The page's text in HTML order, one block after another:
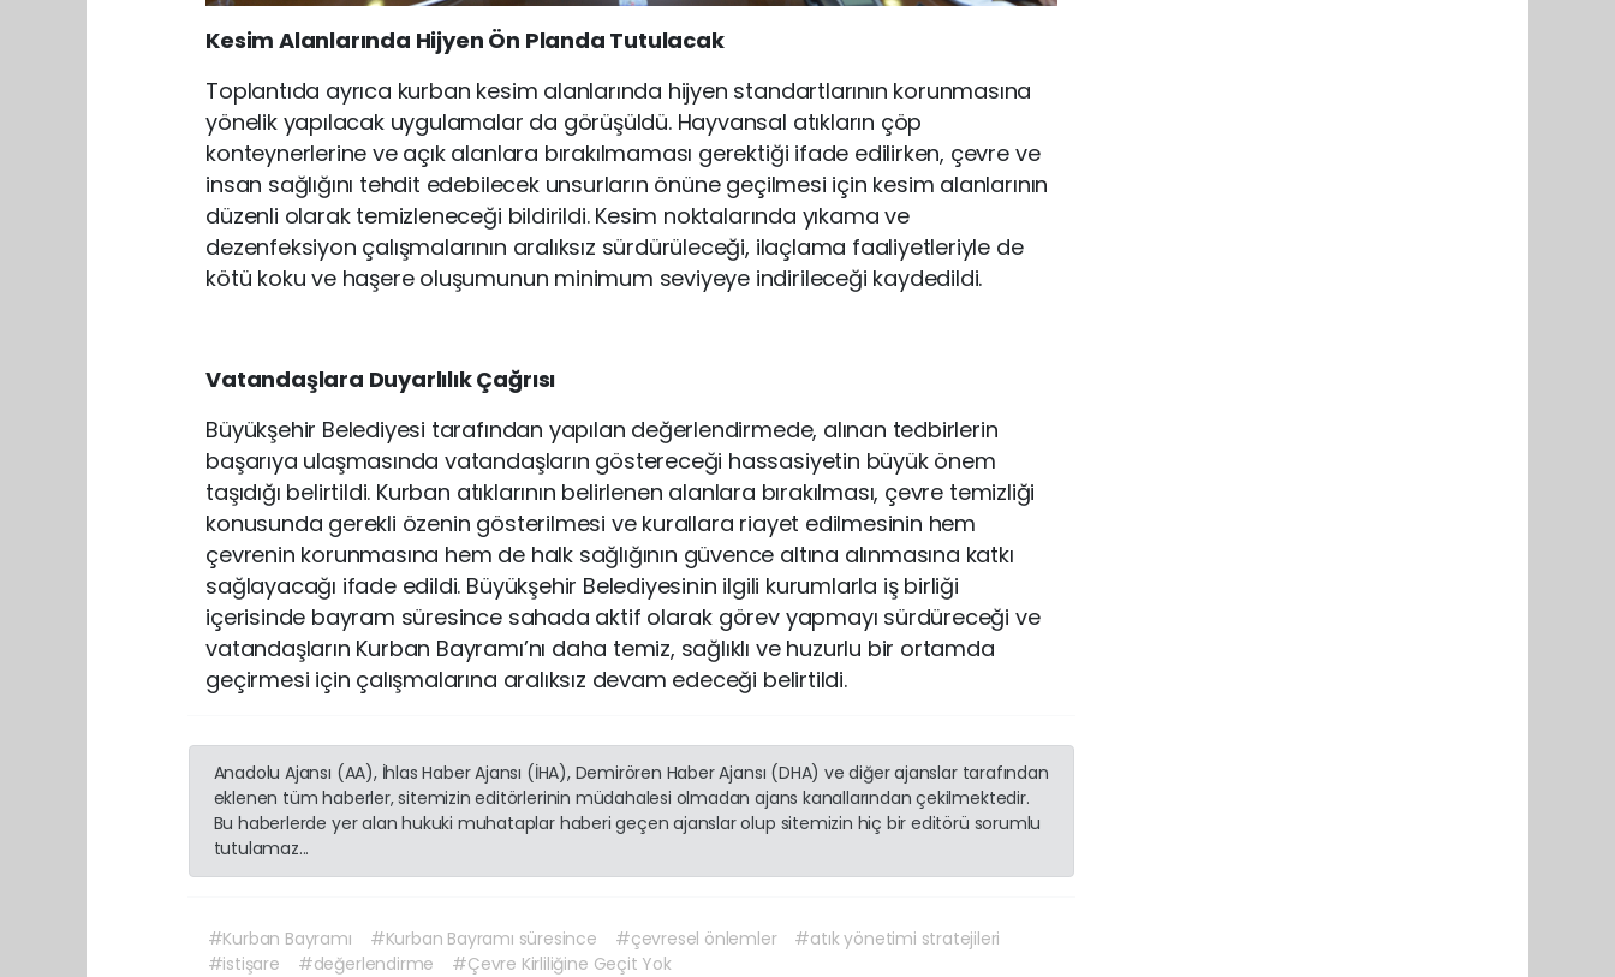
Kesim Alanlarında Hijyen Ön Planda Tutulacak
Toplantıda ayrıca kurban kesim alanlarında hijyen standartlarının korunmasına
yönelik yapılacak uygulamalar da görüşüldü. Hayvansal atıkların çöp
konteynerlerine ve açık alanlara bırakılmaması gerektiği ifade edilirken, çevre ve
insan sağlığını tehdit edebilecek unsurların önüne geçilmesi için kesim alanlarının
düzenli olarak temizleneceği bildirildi. Kesim noktalarında yıkama ve
dezenfeksiyon çalışmalarının aralıksız sürdürüleceği, ilaçlama faaliyetleriyle de
kötü koku ve haşere oluşumunun minimum seviyeye indirileceği kaydedildi.
Vatandaşlara Duyarlılık Çağrısı
Büyükşehir Belediyesi tarafından yapılan değerlendirmede, alınan tedbirlerin
başarıya ulaşmasında vatandaşların göstereceği hassasiyetin büyük önem
taşıdığı belirtildi. Kurban atıklarının belirlenen alanlara bırakılması, çevre temizliği
konusunda gerekli özenin gösterilmesi ve kurallara riayet edilmesinin hem
çevrenin korunmasına hem de halk sağlığının güvence altına alınmasına katkı
sağlayacağı ifade edildi. Büyükşehir Belediyesinin ilgili kurumlarla iş birliği
içerisinde bayram süresince sahada aktif olarak görev yapmayı sürdüreceği ve
vatandaşların Kurban Bayramı’nı daha temiz, sağlıklı ve huzurlu bir ortamda
geçirmesi için çalışmalarına aralıksız devam edeceği belirtildi.
Anadolu Ajansı (AA), İhlas Haber Ajansı (İHA), Demirören Haber Ajansı (DHA) ve diğer ajanslar tarafından
eklenen tüm haberler, sitemizin editörlerinin müdahalesi olmadan ajans kanallarından çekilmektedir.
Bu haberlerde yer alan hukuki muhataplar haberi geçen ajanslar olup sitemizin hiç bir editörü sorumlu
tutulamaz...
#Kurban Bayramı #Kurban Bayramı süresince #çevresel önlemler
#atık yönetimi stratejileri
#istişare
#değerlendirme #Çevre Kirliliğine Geçit Yok